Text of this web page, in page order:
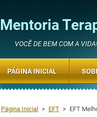
Mentoria
VOCÊ DE BEM COM A
Página Inicial > EFT > EFT
PÁGINA INICIAL